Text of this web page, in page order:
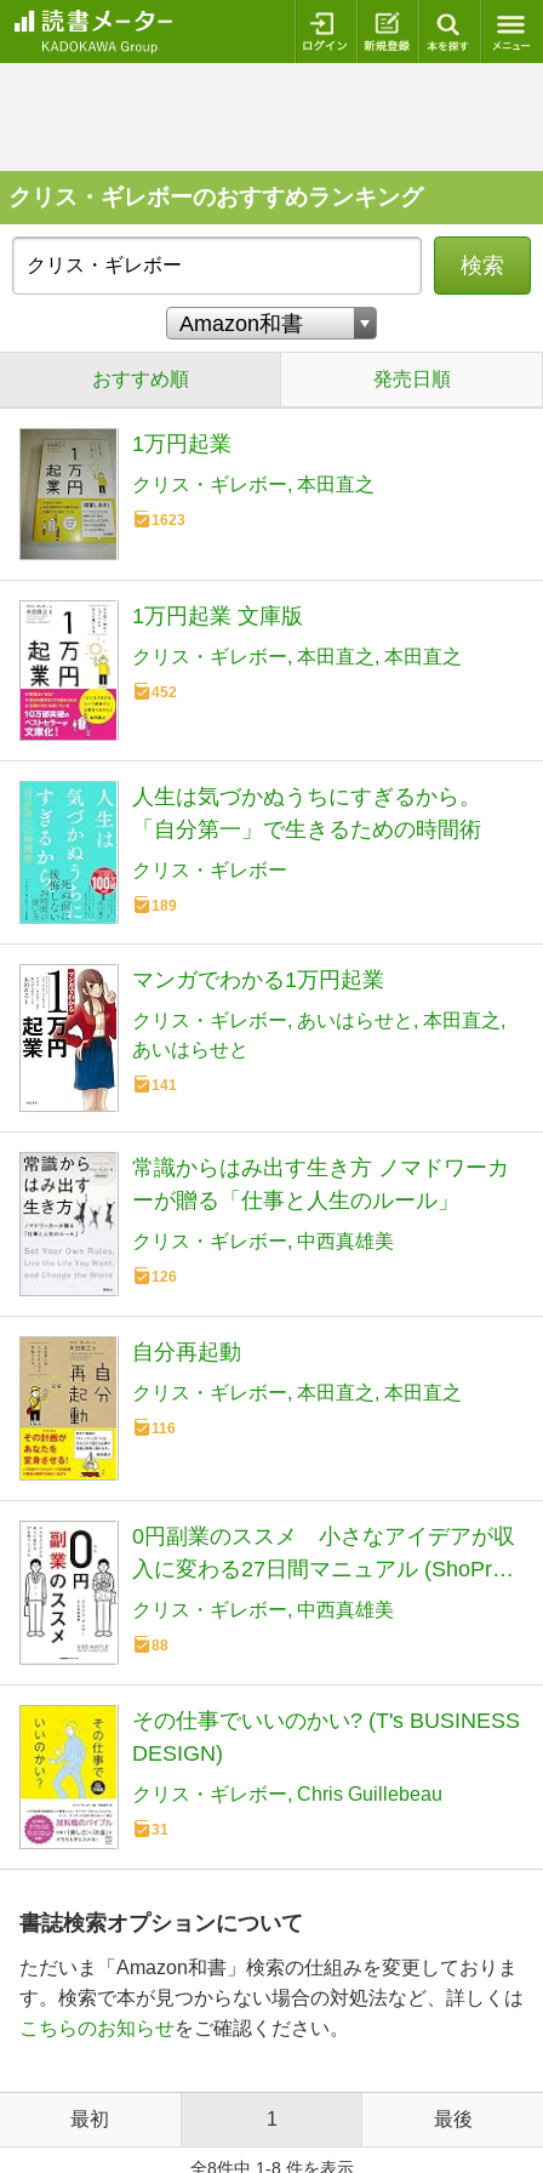
ログイン 新規登録
クリス・ギレボーのおすすめランキング
検索
おすすめ順 発売日順
1万円起業
クリス・ギレボー 本田直之
1623
1万円起業 文庫版
クリス・ギレボー 本田直之 本田直之
452
人生は気づかぬうちにすぎるから。
「自分第一」で生きるための時間術
クリス・ギレボー
189
マンガでわかる1万円起業
クリス・ギレボー あいはらせと
本田直之
あいはらせと
141
常識からはみ出す生き方 ノマドワーカ
ーが贈る「仕事と人生のルール」
クリス・ギレボー 中西真雄美
126
自分再起動
クリス・ギレボー 本田直之 本田直之
116
0円副業のススメ 小さなアイデアが収
入に変わる27日間マニュアル (ShoPro
Books)
クリス・ギレボー 中西真雄美
88
その仕事でいいのかい? (T's BUSINESS
DESIGN)
クリス・ギレボー Chris Guillebeau
31
書誌検索オプションについて
ただいま「Amazon和書」検索の仕組みを変更しておりま
す。検索で本が見つからない場合の対処法など、詳しくは
こちらのお知らせをご確認ください。
最初 1 最後
全8件中 1-8 件を表示